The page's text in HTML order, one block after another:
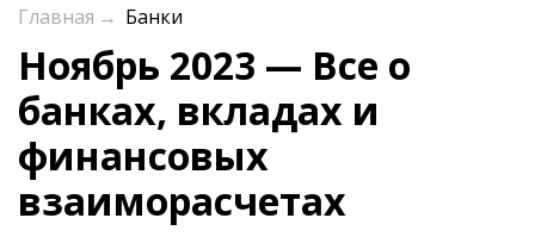
Главная → Банки
Ноябрь 2023 — Все о
банках, вкладах и
финансовых
взаиморасчетах